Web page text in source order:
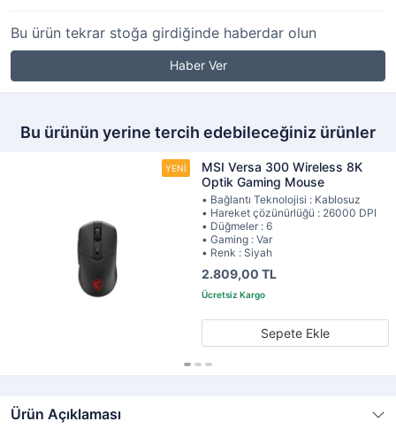
Bu ürün tekrar stoğa girdiğinde haberdar olun
Haber Ver
Bu ürünün yerine tercih edebileceğiniz ürünler
MSI Versa 300 Wireless 8K
Optik Gaming Mouse
• Bağlantı Teknolojisi : Kablosuz
• Hareket çözünürlüğü : 26000 DPI
• Düğmeler : 6
• Gaming : Var
• Renk : Siyah
2.809,00 TL
Sepete Ekle
Ürün Açıklaması